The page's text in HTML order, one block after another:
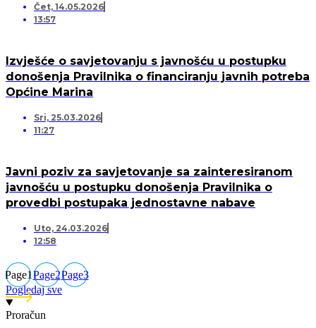
Čet, 14.05.2026
13:57
Izvješće o savjetovanju s javnošću u postupku
donošenja Pravilnika o financiranju javnih potreba
Općine Marina
Sri, 25.03.2026
11:27
Javni poziv za savjetovanje sa zainteresiranom
javnošću u postupku donošenja Pravilnika o
provedbi postupaka jednostavne nabave
Uto, 24.03.2026
12:58
Page1Page2Page3
Pogledaj sve
Proračun